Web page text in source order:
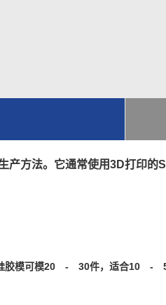
方法。它通常使用3D打印
胶模可模20 - 30件， 适合10 -